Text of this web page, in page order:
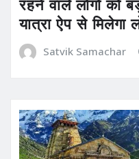
रहने वाले लोगों को
यात्रा ऐप से मिलेगा
Satvik Samachar